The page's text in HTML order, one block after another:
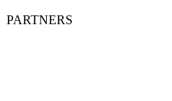
PARTNERS